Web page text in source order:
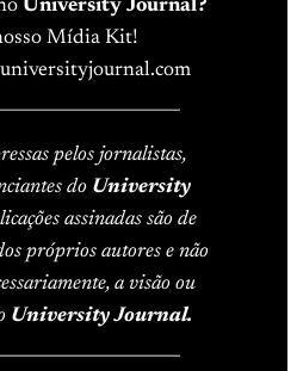
University Journal?
Mídia Kit!
pelos jornalistas,
do University
assinadas são de
próprios autores e não
a visão ou
University Journal.